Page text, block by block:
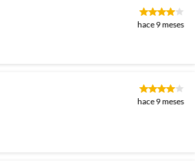
hace 9 meses
hace 9 meses